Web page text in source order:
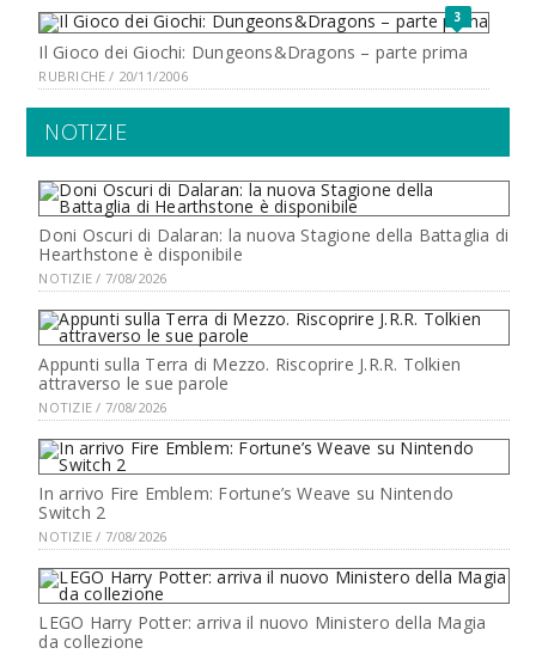
3
Il Gioco dei Giochi: Dungeons&Dragons – parte prima
RUBRICHE / 20/11/2006
NOTIZIE
Doni Oscuri di Dalaran: la nuova Stagione della Battaglia di
Hearthstone è disponibile
NOTIZIE / 7/08/2026
Appunti sulla Terra di Mezzo. Riscoprire J.R.R. Tolkien
attraverso le sue parole
NOTIZIE / 7/08/2026
In arrivo Fire Emblem: Fortune’s Weave su Nintendo
Switch 2
NOTIZIE / 7/08/2026
LEGO Harry Potter: arriva il nuovo Ministero della Magia
da collezione